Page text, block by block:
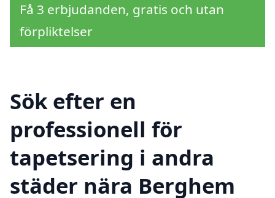
Få 3 erbjudanden, gratis och utan
förpliktelser
Sök efter en
professionell för
tapetsering i andra
städer nära Berghem